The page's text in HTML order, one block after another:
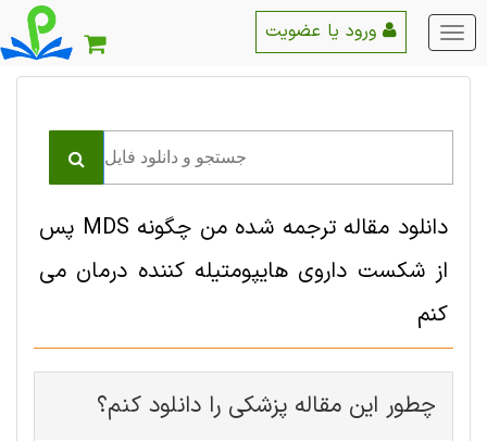
منو
اصلی
دانلود مقاله ترجمه شده من چگونه MDS پس
از شکست داروی هایپومتیله کننده درمان می
کنم
چطور این مقاله پزشکی را دانلود کنم؟